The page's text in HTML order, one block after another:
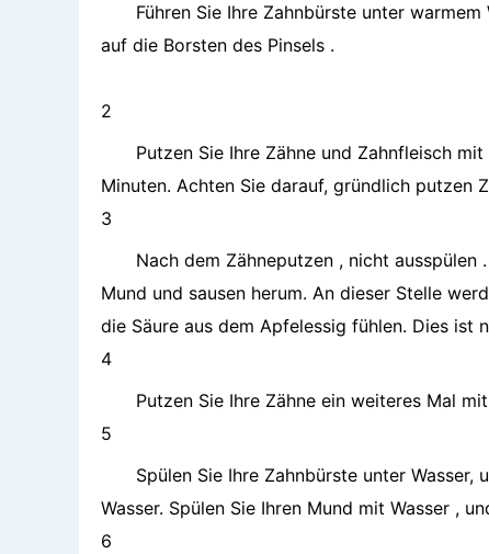
Führen Sie Ihre Zahnbürste unter
auf die Borsten des Pinsels .
2
Putzen Sie Ihre Zähne und Zahnfleisch
Minuten. Achten Sie darauf, gründlich putzen
3
Nach dem Zähneputzen , nicht
Mund und sausen herum. An dieser Stelle
die Säure aus dem Apfelessig fühlen. Dies ist
4
Putzen Sie Ihre Zähne ein weiteres Mal
5
Spülen Sie Ihre Zahnbürste unter
Wasser. Spülen Sie Ihren Mund mit Wasser ,
6